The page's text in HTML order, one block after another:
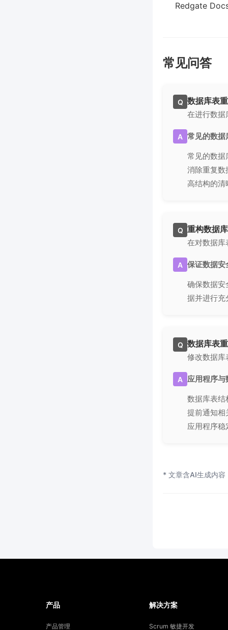
Redgate
常见问答
Q 数据库表
在进行数据
A 常见的数据
常见的数据
消除重复数
高结构的清
Q 重构数据
在对数据库
A 保证数据安
确保数据安
据并进行充
Q 数据库表
修改数据库
A 应用程序与
数据库表结
提前通知相
应用程序稳
* 文章含AI生成内容
产品
产品管理
解决方案
Scrum 敏捷开发